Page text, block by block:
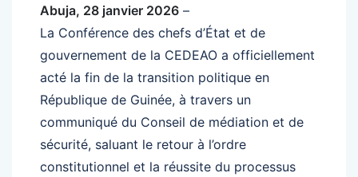
Abuja, 28 janvier 2026 –
La Conférence des chefs d’État et de
gouvernement de la CEDEAO a officiellement
acté la fin de la transition politique en
République de Guinée, à travers un
communiqué du Conseil de médiation et de
sécurité, saluant le retour à l’ordre
constitutionnel et la réussite du processus